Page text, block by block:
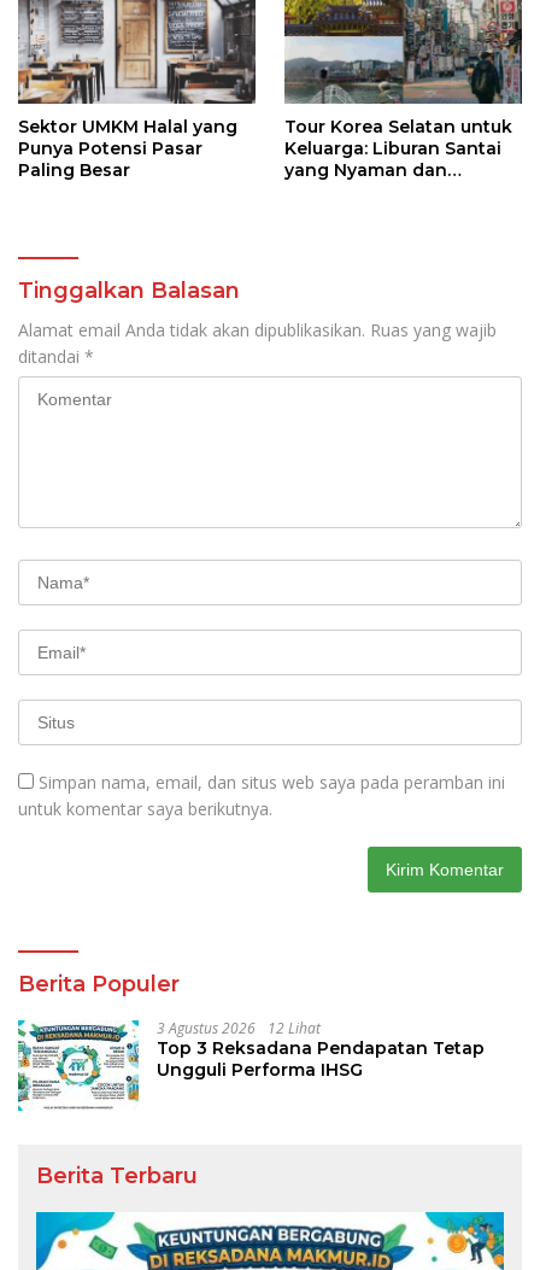
Sektor UMKM Halal yang
Punya Potensi Pasar
Paling Besar
Tour Korea Selatan untuk
Keluarga: Liburan Santai
yang Nyaman dan
Tinggalkan Balasan
Alamat email Anda tidak akan dipublikasikan. Ruas yang wajib
ditandai *
Simpan nama, email, dan situs web saya pada peramban ini
untuk komentar saya berikutnya.
Berita Populer
3 Agustus 2026 12 Lihat
Top 3 Reksadana Pendapatan Tetap
Ungguli Performa IHSG
Berita Terbaru